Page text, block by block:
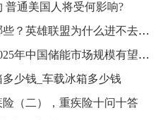
普通美国人将受何影响?
英雄联盟比尔吉沃特英雄有哪些？英雄联盟为什么进不去比尔吉沃特？
环球快资讯丨王泽深：预计2025年中国储能市场规模有望达70GW【附新型储装机现状及市场预测】
少钱_车载冰箱多少钱
险（二），重疾险十问十答